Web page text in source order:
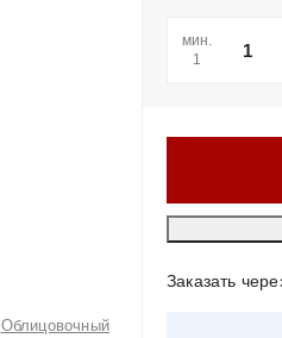
Облицовочный
мин.
1
Заказать